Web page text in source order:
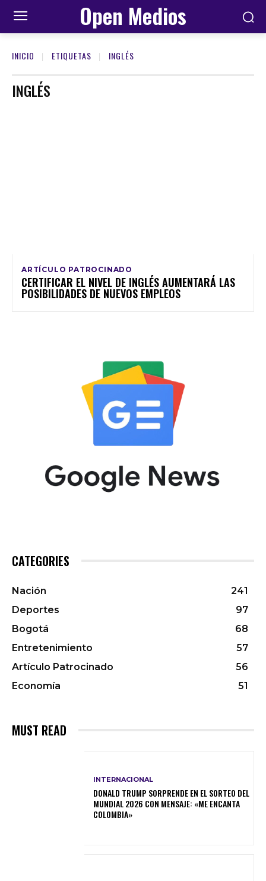
Open Medios
INICIO ETIQUETAS INGLÉS
INGLÉS
ARTÍCULO PATROCINADO
CERTIFICAR EL NIVEL DE INGLÉS AUMENTARÁ LAS
POSIBILIDADES DE NUEVOS EMPLEOS
CATEGORIES
Nación
241
Deportes
97
Bogotá
68
Entretenimiento
57
Artículo Patrocinado
56
Economía
51
MUST READ
INTERNACIONAL
DONALD TRUMP SORPRENDE EN EL SORTEO DEL
MUNDIAL 2026 CON MENSAJE: «ME ENCANTA
COLOMBIA»